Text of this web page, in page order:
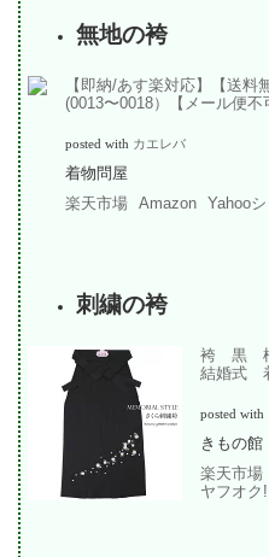
無地の袴
【即納/あす楽対応】【送
(0013〜0018）【メール便不
posted with カエレバ
着物問屋
楽天市場 Amazon Yahoo
刺繍の袴
袴 黒
結婚式
posted with
きもの
楽天市場
ヤフオク!